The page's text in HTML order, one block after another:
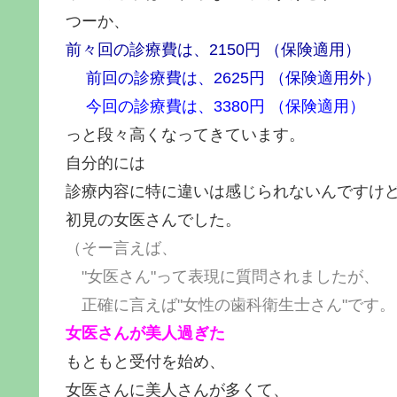
つーか、
前々回の診療費は、2150円 （保険適用）
前回の診療費は、2625円 （保険適用外）
今回の診療費は、3380円 （保険適用）
っと段々高くなってきています。
自分的には
診療内容に特に違いは感じられないんですけ
初見の女医さんでした。
（そー言えば、
"女医さん"って表現に質問されましたが、
正確に言えば"女性の歯科衛生士さん"です
女医さんが美人過ぎた
もともと受付を始め、
女医さんに美人さんが多くて、